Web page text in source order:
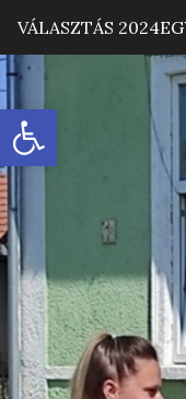
Eszköztár megnyitása
VÁLASZTÁS 2024